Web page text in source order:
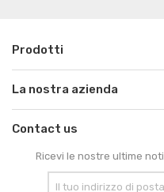
Prodotti
La nostra azienda
Contact us
Ricevi le nostre ultime